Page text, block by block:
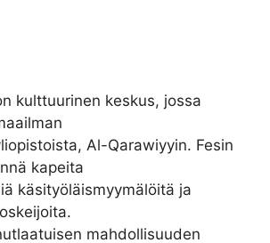
kulttuurinen keskus, jossa
Al-Qarawiyyin. Fesin
kapeita
käsityöläismyymälöitä ja
mahdollisuuden